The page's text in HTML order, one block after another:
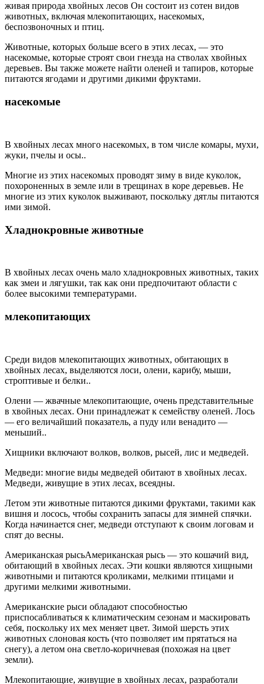
живая природа хвойных лесов Он состоит из сотен видов
животных, включая млекопитающих, насекомых,
беспозвоночных и птиц.
Животные, которых больше всего в этих лесах, — это
насекомые, которые строят свои гнезда на стволах хвойных
деревьев. Вы также можете найти оленей и тапиров, которые
питаются ягодами и другими дикими фруктами.
насекомые
В хвойных лесах много насекомых, в том числе комары, мухи,
жуки, пчелы и осы..
Многие из этих насекомых проводят зиму в виде куколок,
похороненных в земле или в трещинах в коре деревьев. Не
многие из этих куколок выживают, поскольку дятлы питаются
ими зимой.
Хладнокровные животные
В хвойных лесах очень мало хладнокровных животных, таких
как змеи и лягушки, так как они предпочитают области с
более высокими температурами.
млекопитающих
Среди видов млекопитающих животных, обитающих в
хвойных лесах, выделяются лоси, олени, карибу, мыши,
строптивые и белки..
Олени — жвачные млекопитающие, очень представительные
в хвойных лесах. Они принадлежат к семейству оленей. Лось
— его величайший показатель, а пуду или венадито —
меньший..
Хищники включают волков, волков, рысей, лис и медведей.
Медведи: многие виды медведей обитают в хвойных лесах.
Медведи, живущие в этих лесах, всеядны.
Летом эти животные питаются дикими фруктами, такими как
вишня и лосось, чтобы сохранить запасы для зимней спячки.
Когда начинается снег, медведи отступают к своим логовам и
спят до весны.
Американская рысьАмериканская рысь — это кошачий вид,
обитающий в хвойных лесах. Эти кошки являются хищными
животными и питаются кроликами, мелкими птицами и
другими мелкими животными.
Американские рыси обладают способностью
приспосабливаться к климатическим сезонам и маскировать
себя, поскольку их мех меняет цвет. Зимой шерсть этих
животных слоновая кость (что позволяет им прятаться на
снегу), а летом она светло-коричневая (похожая на цвет
земли).
Млекопитающие, живущие в хвойных лесах, разработали